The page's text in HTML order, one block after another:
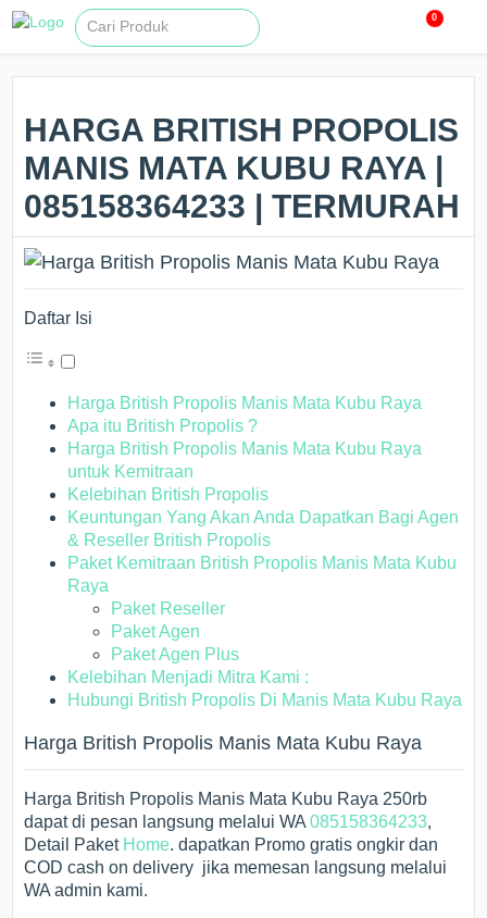
0
HARGA BRITISH PROPOLIS
MANIS MATA KUBU RAYA |
085158364233 | TERMURAH
Daftar Isi
Harga British Propolis Manis Mata Kubu Raya
Apa itu British Propolis ?
Harga British Propolis Manis Mata Kubu Raya
untuk Kemitraan
Kelebihan British Propolis
Keuntungan Yang Akan Anda Dapatkan Bagi Agen
& Reseller British Propolis
Paket Kemitraan British Propolis Manis Mata Kubu
Raya
Paket Reseller
Paket Agen
Paket Agen Plus
Kelebihan Menjadi Mitra Kami :
Hubungi British Propolis Di Manis Mata Kubu Raya
Harga British Propolis Manis Mata Kubu Raya
Harga British Propolis Manis Mata Kubu Raya 250rb
dapat di pesan langsung melalui WA085158364233,
Detail Paket Home. dapatkan Promo gratis ongkir dan
COD cash on delivery jika memesan langsung melalui
WA admin kami.